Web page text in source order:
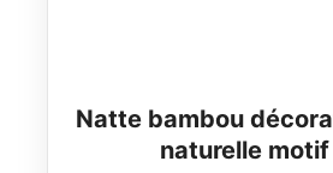
Natte bambou
naturelle motif